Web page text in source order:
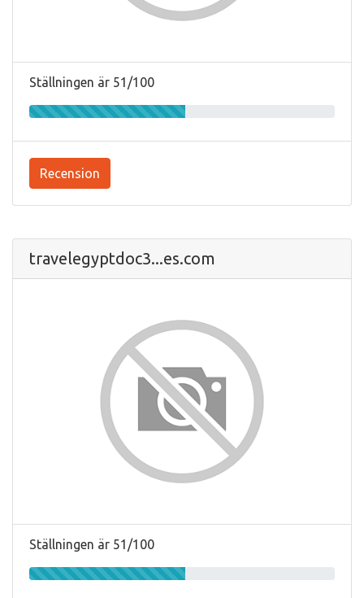
Ställningen är 51/100
Recension
travelegyptdoc3...es.com
Ställningen är 51/100